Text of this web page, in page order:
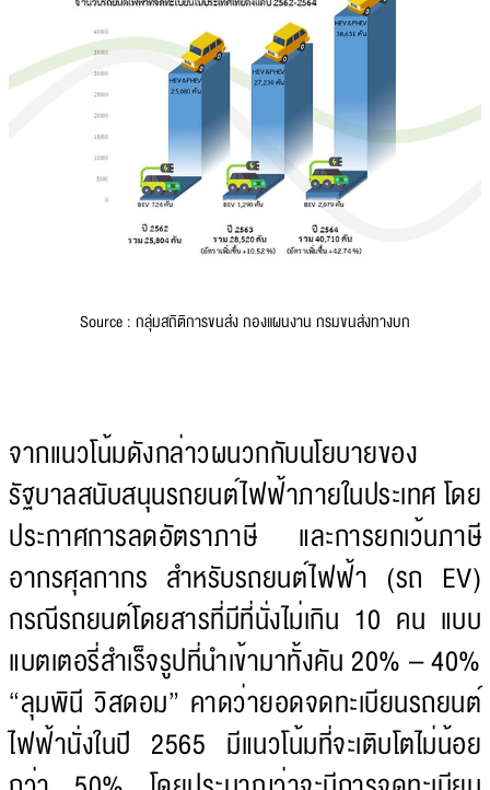
Source : กลุ่มสถิติการขนส่ง กองแผนงาน กรมขนส่งทางบก
จากแนวโน้มดังกล่าวผนวกกับนโยบายของ
รัฐบาลสนับสนุนรถยนต์ไฟฟ้าภายในประเทศ โดย
ประกาศการลดอัตราภาษี และการยกเว้นภาษี
อากรศุลกากร สำหรับรถยนต์ไฟฟ้า (รถ EV)
กรณีรถยนต์โดยสารที่มีที่นั่งไม่เกิน 10 คน แบบ
แบตเตอรี่สำเร็จรูปที่นำเข้ามาทั้งคัน 20% – 40%
“ลุมพินี วิสดอม” คาดว่ายอดจดทะเบียนรถยนต์
ไฟฟ้านั่งในปี 2565 มีแนวโน้มที่จะเติบโตไม่น้อย